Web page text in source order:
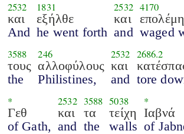
2532
και
And
1831
εξήλθε
he went forth
2532
και
and
4170
waged
3588
τους
the
246
αλλοφύλους
Philistines,
2532
και
and
2686.2
tore
*
Γεθ
of Gath,
2532
και
and
3588
τα
the
5038
τείχη
walls
*
Ιαβνά
of